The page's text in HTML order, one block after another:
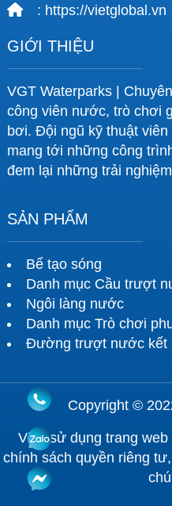
: https://vietglobal.vn
GIỚI THIỆU
VGT Waterparks |
công viên nước, trò chơi
bơi. Đội ngũ kỹ thuật
mang tới những công
đem lại những trải
SẢN PHẨM
Bể tạo sóng
Danh mục Cầu trượt
Ngôi làng nước
Danh mục Trò chơi
Đường trượt nước kết
Copyright ©
Việc sử dụng trang
chính sách quyền riêng